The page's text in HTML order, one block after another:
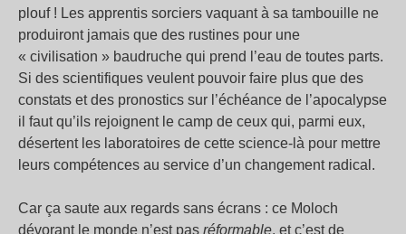
plouf ! Les apprentis sorciers vaquant à sa tambouille ne
produiront jamais que des rustines pour une
« civilisation » baudruche qui prend l’eau de toutes parts.
Si des scientifiques veulent pouvoir faire plus que des
constats et des pronostics sur l’échéance de l’apocalypse
il faut qu’ils rejoignent le camp de ceux qui, parmi eux,
désertent les laboratoires de cette science-là pour mettre
leurs compétences au service d’un changement radical.
Car ça saute aux regards sans écrans : ce Moloch
dévorant le monde n’est pas réformable, et c’est de